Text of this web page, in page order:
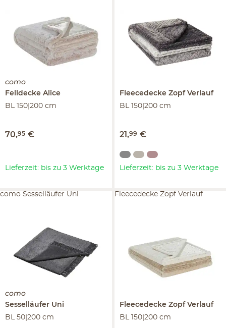
como
Felldecke Alice
BL 150|200 cm
70,95 €
Lieferzeit: bis zu 3 Werktage
Fleecedecke Zopf Verlauf
BL 150|200 cm
21,99 €
Lieferzeit: bis zu 3 Werktage
como
Sesselläufer Uni
BL 50|200 cm
como Sesselläufer Uni
Fleecedecke Zopf Verlauf
BL 150|200 cm
Fleecedecke Zopf Verlauf